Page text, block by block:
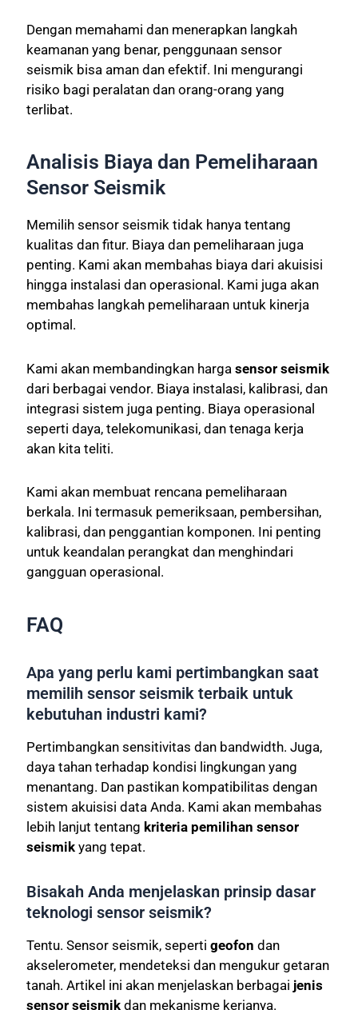
Dengan memahami dan menerapkan langkah
keamanan yang benar, penggunaan sensor
seismik bisa aman dan efektif. Ini mengurangi
risiko bagi peralatan dan orang-orang yang
terlibat.
Analisis Biaya dan Pemeliharaan
Sensor Seismik
Memilih sensor seismik tidak hanya tentang
kualitas dan fitur. Biaya dan pemeliharaan juga
penting. Kami akan membahas biaya dari akuisisi
hingga instalasi dan operasional. Kami juga akan
membahas langkah pemeliharaan untuk kinerja
optimal.
Kami akan membandingkan hargasensor seismik
dari berbagai vendor. Biaya instalasi, kalibrasi, dan
integrasi sistem juga penting. Biaya operasional
seperti daya, telekomunikasi, dan tenaga kerja
akan kita teliti.
Kami akan membuat rencana pemeliharaan
berkala. Ini termasuk pemeriksaan, pembersihan,
kalibrasi, dan penggantian komponen. Ini penting
untuk keandalan perangkat dan menghindari
gangguan operasional.
FAQ
Apa yang perlu kami pertimbangkan saat
memilih sensor seismik terbaik untuk
kebutuhan industri kami?
Pertimbangkan sensitivitas dan bandwidth. Juga,
daya tahan terhadap kondisi lingkungan yang
menantang. Dan pastikan kompatibilitas dengan
sistem akuisisi data Anda. Kami akan membahas
lebih lanjut tentang kriteria pemilihan sensor
seismik yang tepat.
Bisakah Anda menjelaskan prinsip dasar
teknologi sensor seismik?
Tentu. Sensor seismik, sepertigeofon dan
akselerometer, mendeteksi dan mengukur getaran
tanah. Artikel ini akan menjelaskan berbagai jenis
sensor seismik dan mekanisme kerjanya.